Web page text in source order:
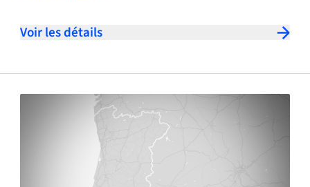
Voir les détails